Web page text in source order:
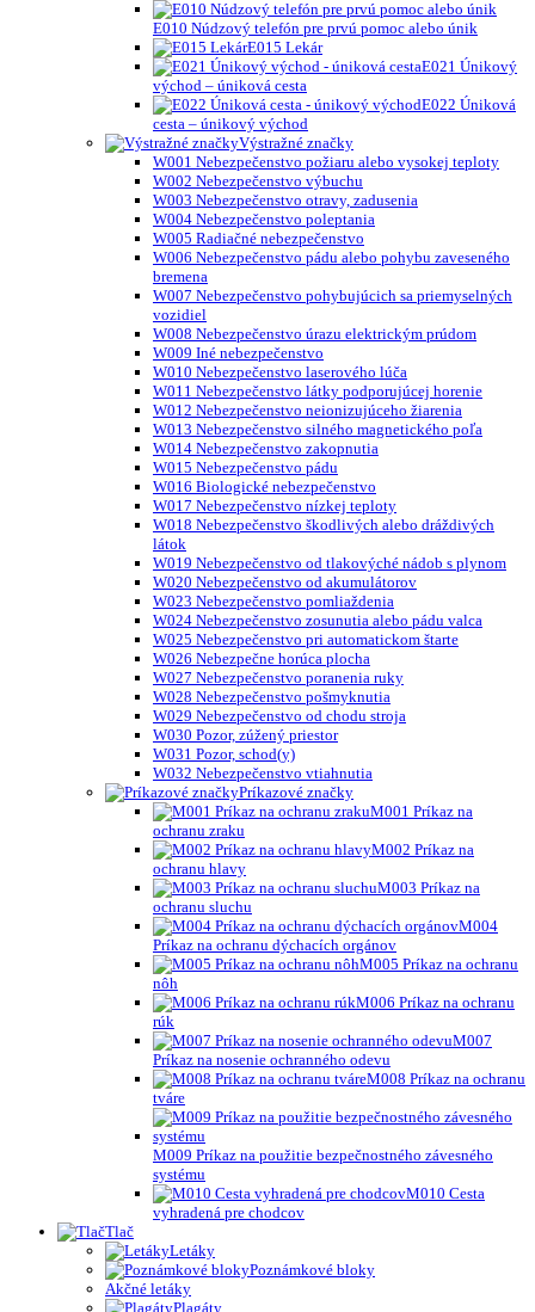
E010 Núdzový telefón pre prvú pomoc alebo únik
E015 Lekár
E021 Únikový
východ – úniková cesta
E022 Úniková
cesta – únikový východ
Výstražné značky
W001 Nebezpečenstvo požiaru alebo vysokej teploty
W002 Nebezpečenstvo výbuchu
W003 Nebezpečenstvo otravy, zadusenia
W004 Nebezpečenstvo poleptania
W005 Radiačné nebezpečenstvo
W006 Nebezpečenstvo pádu alebo pohybu zaveseného
bremena
W007 Nebezpečenstvo pohybujúcich sa priemyselných
vozidiel
W008 Nebezpečenstvo úrazu elektrickým prúdom
W009 Iné nebezpečenstvo
W010 Nebezpečenstvo laserového lúča
W011 Nebezpečenstvo látky podporujúcej horenie
W012 Nebezpečenstvo neionizujúceho žiarenia
W013 Nebezpečenstvo silného magnetického poľa
W014 Nebezpečenstvo zakopnutia
W015 Nebezpečenstvo pádu
W016 Biologické nebezpečenstvo
W017 Nebezpečenstvo nízkej teploty
W018 Nebezpečenstvo škodlivých alebo dráždivých
látok
W019 Nebezpečenstvo od tlakovýché nádob s plynom
W020 Nebezpečenstvo od akumulátorov
W023 Nebezpečenstvo pomliaždenia
W024 Nebezpečenstvo zosunutia alebo pádu valca
W025 Nebezpečenstvo pri automatickom štarte
W026 Nebezpečne horúca plocha
W027 Nebezpečenstvo poranenia ruky
W028 Nebezpečenstvo pošmyknutia
W029 Nebezpečenstvo od chodu stroja
W030 Pozor, zúžený priestor
W031 Pozor, schod(y)
W032 Nebezpečenstvo vtiahnutia
Príkazové značky
M001 Príkaz na
ochranu zraku
M002 Príkaz na
ochranu hlavy
M003 Príkaz na
ochranu sluchu
M004
Príkaz na ochranu dýchacích orgánov
M005 Príkaz na ochranu
nôh
M006 Príkaz na ochranu
rúk
M007
Príkaz na nosenie ochranného odevu
M008 Príkaz na ochranu
tváre
M009 Príkaz na použitie bezpečnostného závesného
systému
M010 Cesta
vyhradená pre chodcov
Tlač
Letáky
Poznámkové bloky
Akčné letáky
Plagáty